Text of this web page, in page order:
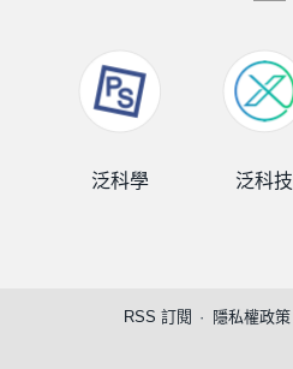
泛科學 泛科技
RSS 訂閱 隱私權政策